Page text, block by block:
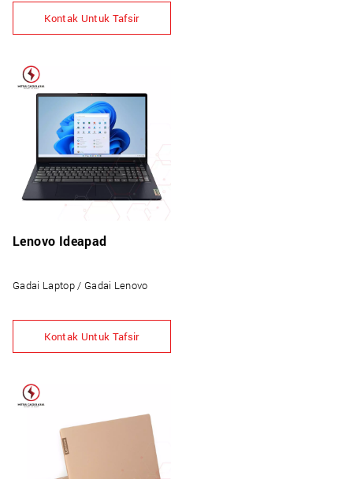
Kontak Untuk Tafsir
Lenovo Ideapad
Gadai Laptop / Gadai Lenovo
Kontak Untuk Tafsir